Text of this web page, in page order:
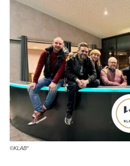
©KLAB°